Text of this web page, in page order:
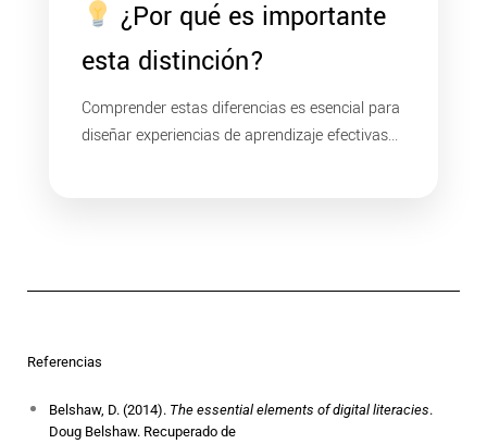
¿Por qué es importante
esta distinción?
Comprender estas diferencias es esencial para
diseñar experiencias de aprendizaje efectivas...
Desarrolla competencias para el
Referencias
Belshaw, D. (2014). The essential elements of digital literacies.
Doug Belshaw. Recuperado de